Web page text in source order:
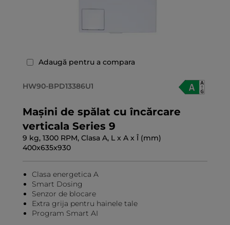
Adaugă pentru a compara
HW90-BPD13386U1
Mașini de spălat cu încărcare
verticala Series 9
9 kg, 1300 RPM, Clasa A, L x A x Î (mm)
400x635x930
Clasa energetica A
Smart Dosing
Senzor de blocare
Extra grija pentru hainele tale
Program Smart AI